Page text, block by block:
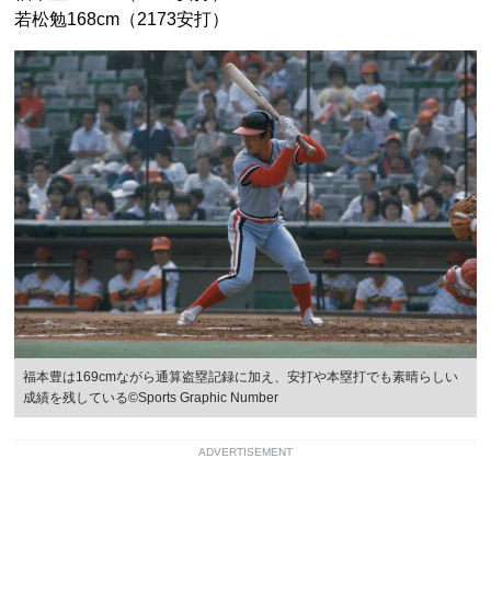
若松勉168cm（2173安打）
福本豊は169cmながら通算盗塁記録に加え、安打や本塁打でも素晴らしい
成績を残している©Sports Graphic Number
ADVERTISEMENT